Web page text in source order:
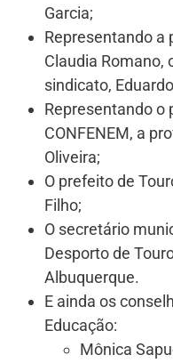
Garcia;
Representando a
Claudia Romano,
sindicato,
Representando o
CONFENEM, a
Oliveira;
O prefeito de
Filho;
O secretário
Desporto de
Albuquerque.
E ainda os
Educação:
Mônica